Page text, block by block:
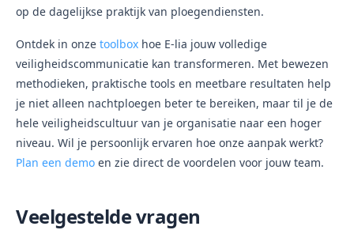
op de dagelijkse praktijk van ploegendiensten.
Ontdek in onze toolbox hoe E-lia jouw volledige
veiligheidscommunicatie kan transformeren. Met bewezen
methodieken, praktische tools en meetbare resultaten help
je niet alleen nachtploegen beter te bereiken, maar til je de
hele veiligheidscultuur van je organisatie naar een hoger
niveau. Wil je persoonlijk ervaren hoe onze aanpak werkt?
Plan een demo en zie direct de voordelen voor jouw team.
Veelgestelde vragen